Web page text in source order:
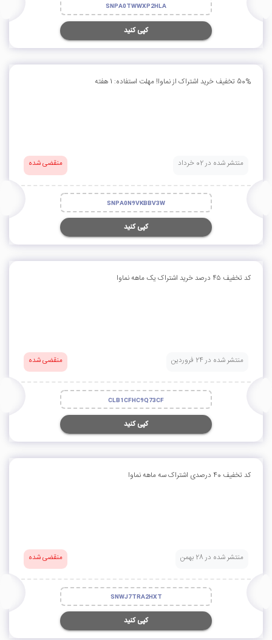
SNPA0TWWXP2HLA
کپی کنید
50% تخفیف خرید اشتراک از نماوا! مهلت استفاده: 1 هفته
منتشر شده در 02 خرداد منقضی شده
SNPA0N9VKBBV3W
کپی کنید
کد تخفیف ۴۵ درصد خرید اشتراک یک ماهه نماوا
منتشر شده در 24 فروردین منقضی شده
CLB1CFHC9Q73CF
کپی کنید
کد تخفیف 40 درصدی اشتراک سه ماهه نماوا
منتشر شده در 28 بهمن منقضی شده
SNWJ7TRA2HXT
کپی کنید